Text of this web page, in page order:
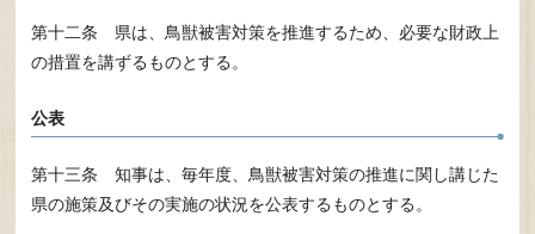
第十二条 県は、鳥獣被害対策を推進するため、必要な財政上
の措置を講ずるものとする。
公表
第十三条 知事は、毎年度、鳥獣被害対策の推進に関し講じた
県の施策及びその実施の状況を公表するものとする。